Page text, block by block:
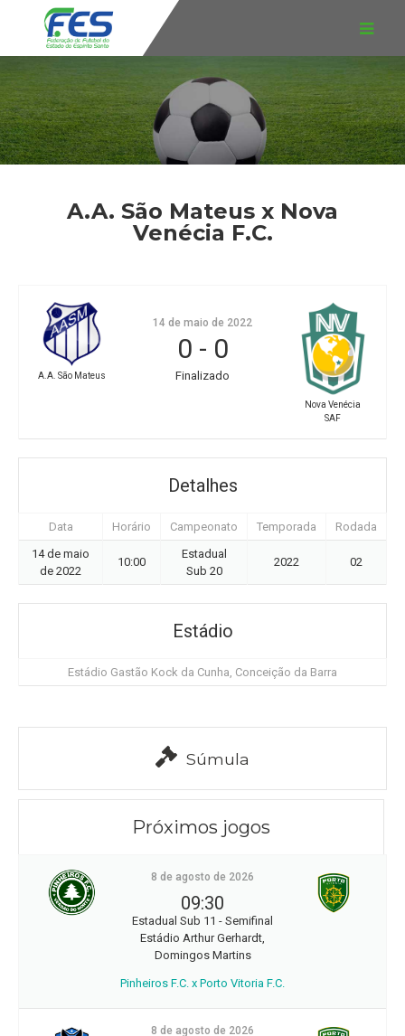
A.A. São Mateus x Nova
Venécia F.C.
A.A. São Mateus
Nova Venécia
SAF
14 de maio de 2022
0 - 0
Finalizado
Detalhes
Data Horário Campeonato Temporada
Rodada
14 de maio
de 2022
10:00
Estadual
Sub 20
2022 02
Estádio
Estádio Gastão Kock da Cunha, Conceição da Barra
Súmula
Próximos jogos
8 de agosto de 2026
09:30
Estadual Sub 11 - Semifinal
Estádio Arthur Gerhardt,
Domingos Martins
Pinheiros F.C. x Porto Vitoria F.C.
8 de agosto de 2026